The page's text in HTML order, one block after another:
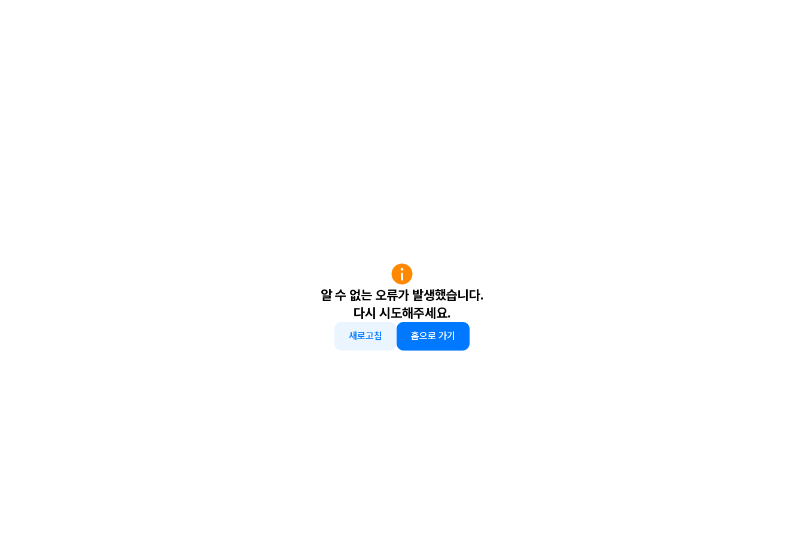
알 수 없는 오류가 발생했습니다.
다시 시도해주세요.
새로고침 홈으로 가기